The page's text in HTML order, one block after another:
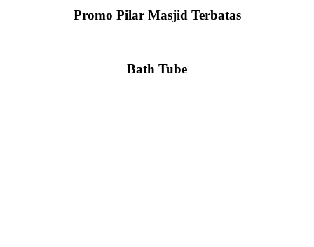
Promo Pilar Masjid Terbatas
Bath Tube